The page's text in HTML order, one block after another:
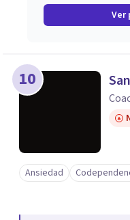
Ver
10
Ansiedad